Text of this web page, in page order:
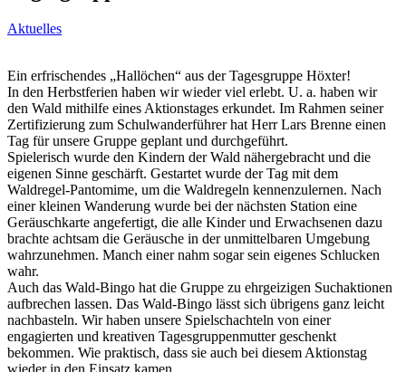
Aktuelles
Ein erfrischendes „Hallöchen“ aus der Tagesgruppe Höxter!
In den Herbstferien haben wir wieder viel erlebt. U. a. haben wir
den Wald mithilfe eines Aktionstages erkundet. Im Rahmen seiner
Zertifizierung zum Schulwanderführer hat Herr Lars Brenne einen
Tag für unsere Gruppe geplant und durchgeführt.
Spielerisch wurde den Kindern der Wald nähergebracht und die
eigenen Sinne geschärft. Gestartet wurde der Tag mit dem
Waldregel-Pantomime, um die Waldregeln kennenzulernen. Nach
einer kleinen Wanderung wurde bei der nächsten Station eine
Geräuschkarte angefertigt, die alle Kinder und Erwachsenen dazu
brachte achtsam die Geräusche in der unmittelbaren Umgebung
wahrzunehmen. Manch einer nahm sogar sein eigenes Schlucken
wahr.
Auch das Wald-Bingo hat die Gruppe zu ehrgeizigen Suchaktionen
aufbrechen lassen. Das Wald-Bingo lässt sich übrigens ganz leicht
nachbasteln. Wir haben unsere Spielschachteln von einer
engagierten und kreativen Tagesgruppenmutter geschenkt
bekommen. Wie praktisch, dass sie auch bei diesem Aktionstag
wieder in den Einsatz kamen.